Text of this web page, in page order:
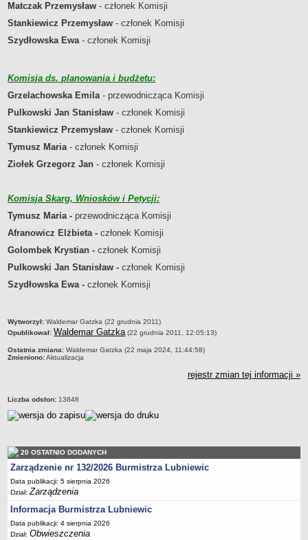
Skarbnik Gminy
Informacja turystyczna
Regulamin i schemat organizacyjny
Kodeks etyczny
Oświadczenia majątkowe
RADA MIEJSKA
Dyżury Przewodniczącego Rady Miejskiej
Transmisja z obrad sesji
Skład Rady Miejskiej
Plan pracy Rady Miejskiej
Terminy posiedzeń Rady
Głosowania
Plan pracy Komisji Rewizyjnej
Plan pracy pozostałych Komisji
Oświadczenia majątkowe
Interpelacje radnych wraz z odpowiedziami
Zapytania radnych wraz z odpowiedziami
Apele
Biblioteka - Centrum Kultury
Zespół Szkolno-Przedszkolny
Miejsko-Gminny Ośrodek Pomocy Społecznej
Zakład Gospodarki Komunalnej
Środowiskowy Dom Samopomocy
MAJĄTEK I FINANSE
Matczak Przemysław - członek Komisji
Stankiewicz Przemysław - członek Komisji
Szydłowska Ewa- członek Komisji
Komisja ds. planowania i budżetu:
Grzelachowska Emila- przewodnicząca Komisji
Pulkowski Jan Stanisław - członek Komisji
Stankiewicz Przemysław - członek Komisji
Tymusz Maria- członek Komisji
Ziołek Grzegorz Jan - członek Komisji
Komisja Skarg, Wniosków i Petycji:
Tymusz Maria-przewodnicząca Komisji
Afranowicz Elżbieta -członek Komisji
Golombek Krystian -członek Komisji
Pulkowski Jan Stanisław - członek Komisji
Szydłowska Ewa -członek Komisji
metryczka
Wytworzył: Waldemar Gatzka (22 grudnia 2011)
Opublikował: Waldemar Gatzka (22 grudnia 2011, 12:05:13)
Ostatnia zmiana: Waldemar Gatzka (22 maja 2024, 11:44:58)
Zmieniono:Aktualizacja
rejestr zmian tej informacji »
Liczba odsłon: 13848
20 OSTATNIO DODANYCH
Zarządzenie nr 132/2026 Burmistrza Lubniewic
Data publikacji: 5 sierpnia 2026
Dział:Zarządzenia
Informacja Burmistrza Lubniewic
Data publikacji: 4 sierpnia 2026
Dział:Obwieszczenia